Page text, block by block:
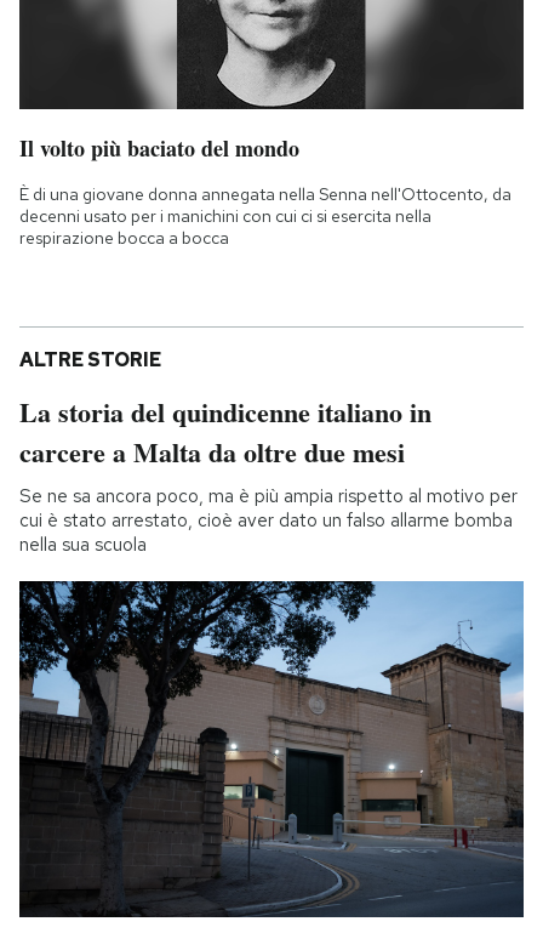
Il volto più baciato del mondo
È di una giovane donna annegata nella Senna nell'Ottocento, da
decenni usato per i manichini con cui ci si esercita nella
respirazione bocca a bocca
ALTRE STORIE
La storia del quindicenne italiano in
carcere a Malta da oltre due mesi
Se ne sa ancora poco, ma è più ampia rispetto al motivo per
cui è stato arrestato, cioè aver dato un falso allarme bomba
nella sua scuola